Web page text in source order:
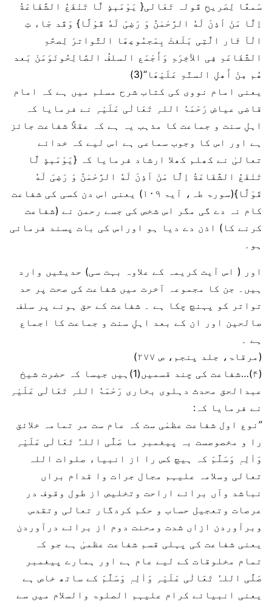
سَمعًا لِصَریحِ قَولہ تَعَالی{ یَوْمَىٕذٍ لَّا تَنْفَعُ الشَّفَاعَةُ
اِلَّا مَنْ اَذِنَ لَهُ الرَّحْمٰنُ وَ رَضِیَ لَهٗ قَوْلًا} وَقَد جَاء تِ
الْآ ثَار الَّتِی بَلَغتْ بِمَجمُوعِھَا التَّواترَ لِصحَّۃِ
الشَّفَاعَۃِ فِی الآخِرَۃِ وَأَجْمَع السلفُ الصَّالِحُونَوَمَنْ بَعد
ھُم مِنْ أَھلِ السنَّۃِ عَلَیْھَا‘‘(3)
یعنی امام نووی کی کتاب شرح مسلم میں ہے کہ امام
قاضی عیاض رَحْمَۃُ اللہِ تَعَالٰی عَلَیْہِ نے فرمایا کہ
اہلِ سنت و جماعت کا مذہب یہ ہے کہ عقلاً شفاعت جائز
ہے اور اس کا وجوب سماعی ہے اس لیے کہ خدائے
تعالیٰ نے کھلم کھلا ارشاد فرمایا کہ {یَوْمَىٕذٍ لَّا
تَنْفَعُ الشَّفَاعَةُ اِلَّا مَنْ اَذِنَ لَهُ الرَّحْمٰنُ وَ رَضِیَ لَهٗ
قَوْلًا}(سورۃ طہ، آیۃ ۱۰۹) یعنی اس دن کسی کی شفاعت
کام نہ دے گی مگر اس شخص کی جسے رحمن نے (شفاعت
کرنے کا) اذن دے دیا ہو اوراس کی بات پسند فرمائی
ہو۔
اور ( اس آیت کریمہ کے علاوہ بہت سی) حدیثیں وارد
ہیں۔ جن کا مجموعہ آخرت میں شفاعت کی صحت پر حد
تواتر کو پہنچ چکا ہے ۔ شفاعت کے حق ہونے پر سلف
صالحین اور ان کے بعد اہلِ سنت و جماعت کا اجماع
ہے ۔
(مرقاۃ، جلد پنجم، ص ۲۷۷)
(۴)…شفاعت کی چند قسمیں(1)ہیں جیسا کہ حضرت شیخ
عبدالحق محدث دہلوی بخاری رَحْمَۃُ اللہِ تَعَالٰی عَلَیْہِ
نے فرمایا کہ:
’’نوع اول شفاعت عظمٰی ست کہ عام ست مر تمامہ خلائق
را و مخصوصست بہ پیغمبر ما صَلَّی اللہُ تَعَالٰی عَلَیْہِ
وَاٰلِہٖ وَسَلَّمَ کہ ہیچ کس را از انبیاء صلوات اللہ
تعالی وسلامہ علیہم مجال جرات وا قدام براں
نباشد وآں برائے اراحت وتخلیص از طول وقوف در
عرصات وتعجیل حساب و حکم کردگار تعالی وتقدس
وبرآوردن ازاں شدت ومحنت دوم از برائے درآوردن
یعنی شفاعت کی پہلی قسم شفاعت عظمیٰ ہے جو کہ
تمام مخلوقات کے لیے عام ہے اور ہمارے پیغمبر
صَلَّی اللہُ تَعَالٰی عَلَیْہِ وَاٰلِہٖ وَسَلَّمَ کے ساتھ خاص ہے
یعنی انبیائے کرام علیہم الصلوۃ والسلام میں سے